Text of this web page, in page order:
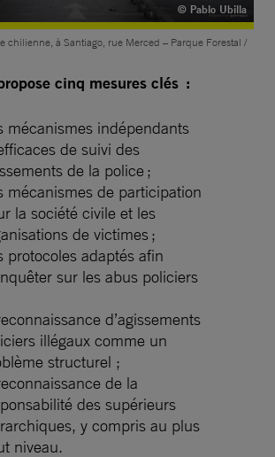
© Pablo Ubilla
chilienne, à Santiago, rue Merced – Parque Forestal /
cinq mesures clés :
mécanismes indépendants
de suivi des
de la police ;
mécanismes de participation
la société civile et les
de victimes ;
protocoles adaptés afin
sur les abus policiers
d’agissements
illégaux comme un
structurel ;
de la
des supérieurs
y compris au plus
niveau.